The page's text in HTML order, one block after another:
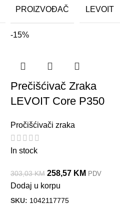
PROIZVOĐAČ LEVOIT
-15%
Prečišćivač Zraka
LEVOIT Core P350
Pročišćivači zraka
In stock
303,03KM 258,57 KM PDV
Dodaj u korpu
SKU: 1042117775